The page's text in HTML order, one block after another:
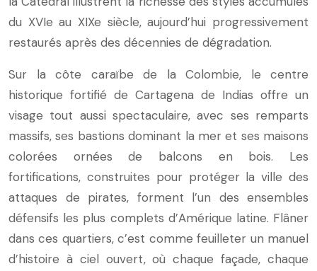
du XVIe au XIXe siècle, aujourd’hui progressivement
restaurés après des décennies de dégradation.
Sur la côte caraïbe de la Colombie, le centre
historique fortifié de Cartagena de Indias offre un
visage tout aussi spectaculaire, avec ses remparts
massifs, ses bastions dominant la mer et ses maisons
colorées ornées de balcons en bois. Les
fortifications, construites pour protéger la ville des
attaques de pirates, forment l’un des ensembles
défensifs les plus complets d’Amérique latine. Flâner
dans ces quartiers, c’est comme feuilleter un manuel
d’histoire à ciel ouvert, où chaque façade, chaque